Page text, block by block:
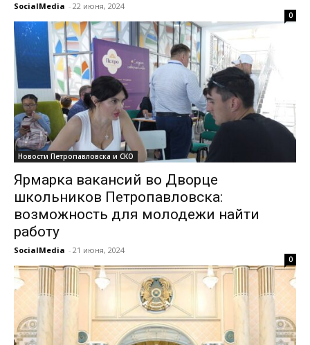
SocialMedia - 22 июня, 2024
0
Новости Петропавловска и СКО
Ярмарка вакансий во Дворце
школьников Петропавловска:
возможность для молодежи найти
работу
SocialMedia - 21 июня, 2024
0